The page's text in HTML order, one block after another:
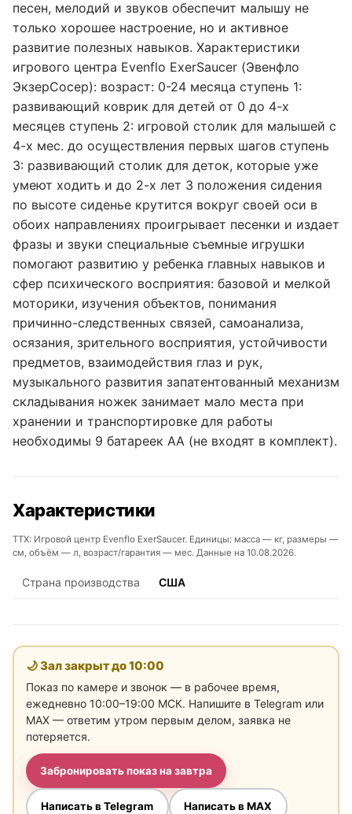
песен, мелодий и звуков обеспечит малышу не
только хорошее настроение, но и активное
развитие полезных навыков. Характеристики
игрового центра Evenflo ExerSaucer (Эвенфло
ЭкзерСосер): возраст: 0-24 месяца ступень 1:
развивающий коврик для детей от 0 до 4-х
месяцев ступень 2: игровой столик для малышей с
4-х мес. до осуществления первых шагов ступень
3: развивающий столик для деток, которые уже
умеют ходить и до 2-х лет 3 положения сидения
по высоте сиденье крутится вокруг своей оси в
обоих направлениях проигрывает песенки и издает
фразы и звуки специальные съемные игрушки
помогают развитию у ребенка главных навыков и
сфер психического восприятия: базовой и мелкой
моторики, изучения объектов, понимания
причинно-следственных связей, самоанализа,
осязания, зрительного восприятия, устойчивости
предметов, взаимодействия глаз и рук,
музыкального развития запатентованный механизм
складывания ножек занимает мало места при
хранении и транспортировке для работы
необходимы 9 батареек АА (не входят в комплект).
Характеристики
ТТХ: Игровой центр Evenflo ExerSaucer. Единицы: масса — кг, размеры —
см, объём — л, возраст/гарантия — мес. Данные на 10.08.2026.
Страна производства США
🌙 Зал закрыт до10:00
Показ по камере и звонок — в рабочее время,
ежедневно 10:00–19:00 МСК. Напишите в Telegram или
MAX — ответим утром первым делом, заявка не
потеряется.
Забронировать показ на завтра
Написать в Telegram Написать в MAX